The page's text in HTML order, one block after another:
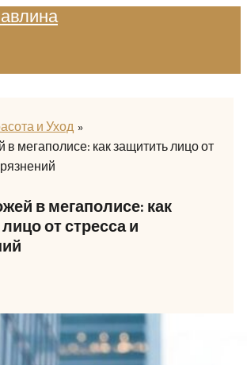
и Уход
в мегаполисе: как защитить лицо от
в мегаполисе: как
от стресса и